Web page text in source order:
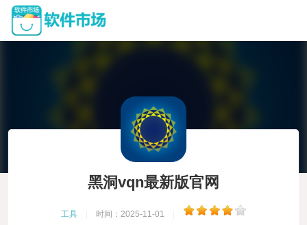
黑洞vqn最新版官网
工具 时间：2025-11-01